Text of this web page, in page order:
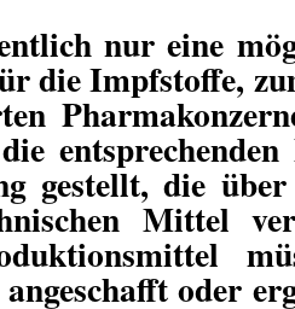
nur eine
die Impfstoffe,
gestellt, die
Mittel
oder